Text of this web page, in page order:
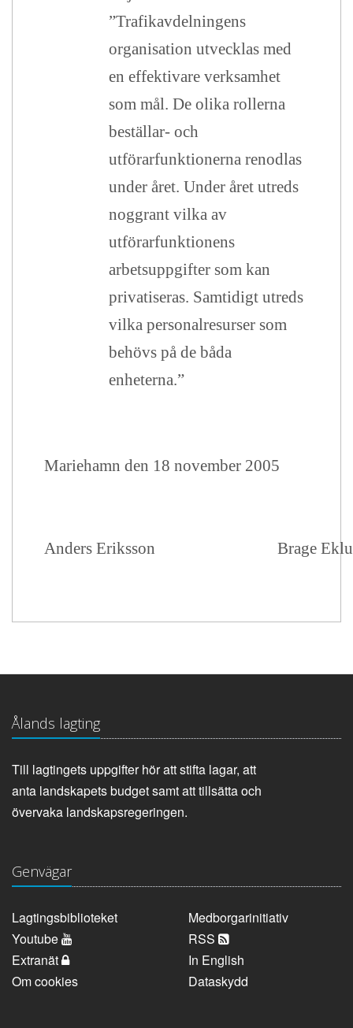
”Trafikavdelningens
organisation utvecklas med
en effektivare verksamhet
som mål. De olika rollerna
beställar- och
utförarfunktionerna renodlas
under året. Under året utreds
noggrant vilka av
utförarfunktionens
arbetsuppgifter som kan
privatiseras. Samtidigt utreds
vilka personalresurser som
behövs på de båda
enheterna.”
Mariehamn den 18 november 2005
Anders Eriksson Brage
Ålands lagting
Till lagtingets uppgifter hör att stifta lagar, att
anta landskapets budget samt att tillsätta och
övervaka landskapsregeringen.
Genvägar
Lagtingsbiblioteket
Medborgarinitiativ
Youtube
RSS
Extranät
In English
Om cookies
Dataskydd